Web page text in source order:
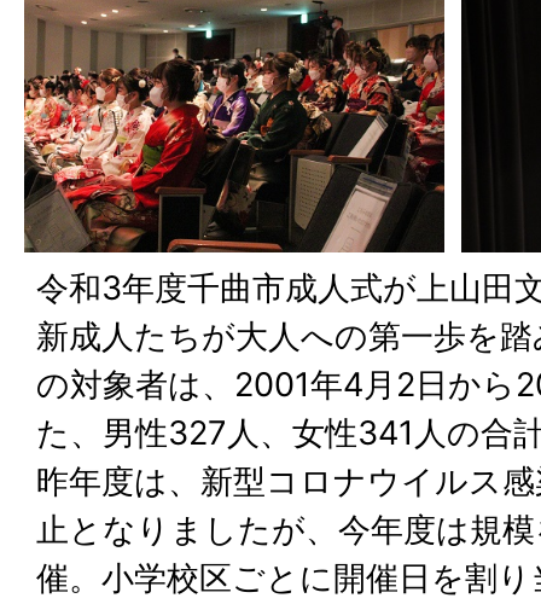
令和3年度千曲市成人式が上山田
新成人たちが大人への第一歩を
の対象者は、2001年4月2日から
た、男性327人、女性341人の合
昨年度は、新型コロナウイルス
止となりましたが、今年度は規
催。小学校区ごとに開催日を割